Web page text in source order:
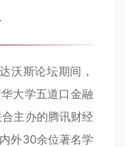
沃斯论坛期间，
大学五道口金融
主办的腾讯财经
外30余位著名学